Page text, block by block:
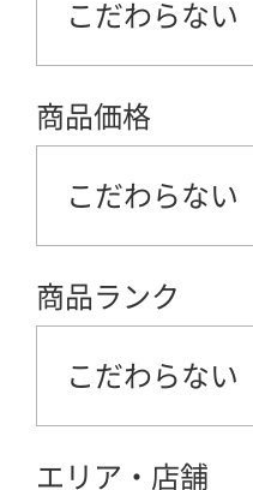
こだわらない
商品価格
こだわらない
商品ランク
こだわらない
エリア・店舗